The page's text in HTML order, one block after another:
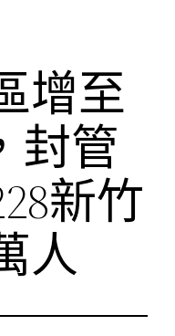
增至
封管
新竹
人